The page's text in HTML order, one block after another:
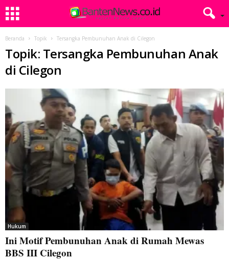
Beranda Topik Tersangka Pembunuhan Anak di Cilegon
Topik: Tersangka Pembunuhan Anak
di Cilegon
Hukum
Ini Motif Pembunuhan Anak di Rumah Mewas
BBS III Cilegon